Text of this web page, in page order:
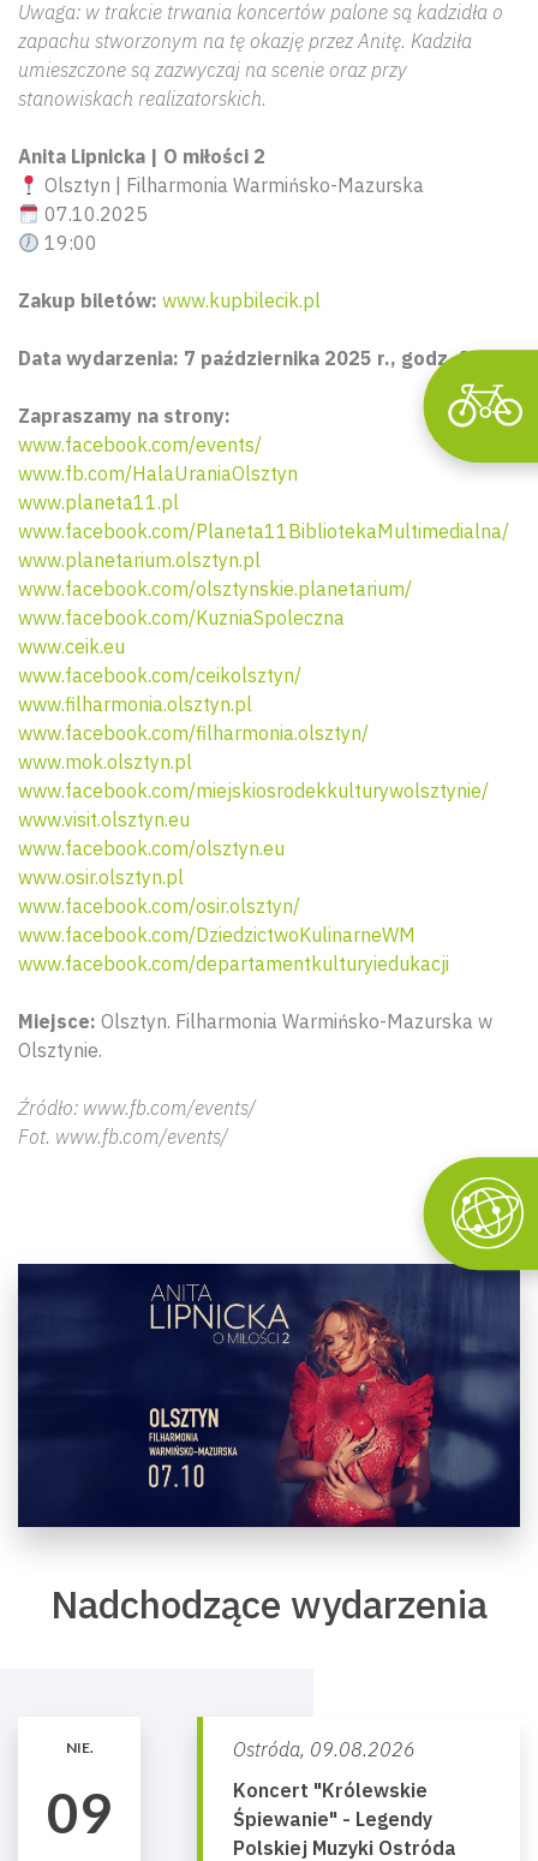
Uwaga: w trakcie trwania koncertów palone są kadzidła o
zapachu stworzonym na tę okazję przez Anitę. Kadziła
umieszczone są zazwyczaj na scenie oraz przy
stanowiskach realizatorskich.
Anita Lipnicka | O miłości 2
Olsztyn | Filharmonia Warmińsko-Mazurska
07.10.2025
19:00
Zakup biletów: www.kupbilecik.pl
Data wydarzenia: 7 października 2025 r., godz. 19:00.
Zapraszamy na strony:
www.facebook.com/events/
www.fb.com/HalaUraniaOlsztyn
www.planeta11.pl
www.facebook.com/Planeta11BibliotekaMultimedialna/
www.planetarium.olsztyn.pl
www.facebook.com/olsztynskie.planetarium/
www.facebook.com/KuzniaSpoleczna
www.ceik.eu
www.facebook.com/ceikolsztyn/
www.filharmonia.olsztyn.pl
www.facebook.com/filharmonia.olsztyn/
www.mok.olsztyn.pl
www.facebook.com/miejskiosrodekkulturywolsztynie/
www.visit.olsztyn.eu
www.facebook.com/olsztyn.eu
www.osir.olsztyn.pl
www.facebook.com/osir.olsztyn/
www.facebook.com/DziedzictwoKulinarneWM
www.facebook.com/departamentkulturyiedukacji
Miejsce: Olsztyn. Filharmonia Warmińsko-Mazurska w
Olsztynie.
Źródło: www.fb.com/events/
Fot. www.fb.com/events/
Nadchodzące wydarzenia
NIE.
09
Ostróda, 09.08.2026
Koncert "Królewskie
Śpiewanie" - Legendy
Polskiej Muzyki Ostróda